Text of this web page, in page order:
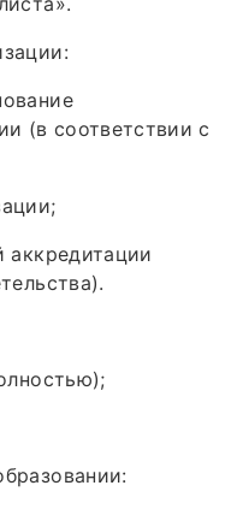
(в соответствии с
аккредитации